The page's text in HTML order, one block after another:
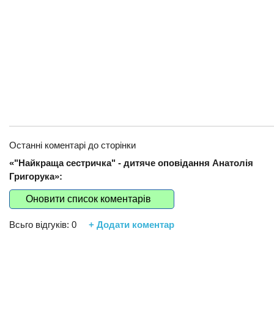
Останні коментарі до сторінки
«"Найкраща сестричка" - дитяче оповідання Анатолія
Григорука»:
Оновити список коментарів
Всьго відгуків: 0 + Додати коментар